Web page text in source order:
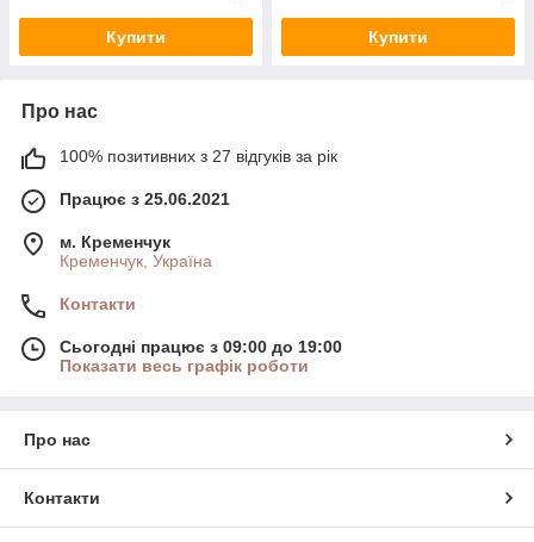
Купити Купити
Про нас
100% позитивних з 27 відгуків за рік
Працює з 25.06.2021
м. Кременчук
Кременчук, Україна
Контакти
Сьогодні працює з 09:00 до 19:00
Показати весь графік роботи
Про нас
Контакти